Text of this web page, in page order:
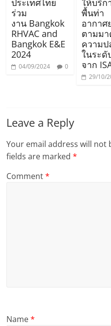
ประเทศไทย
ร่วม
งาน Bangkok
RHVAC and
Bangkok E&E
2024
04/09/2024 0
ให้บริก
พื้นท่า
อากาศ
ตามม
ความ
ในระดั
จาก
29/10/
Leave a Reply
Your email address will not
fields are marked*
Comment*
Name*